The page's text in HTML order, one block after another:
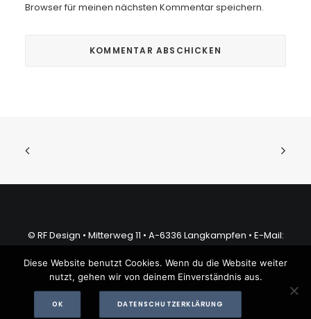
Browser für meinen nächsten Kommentar speichern.
© RF Design • Mitterweg 11 • A-6336 Langkampfen • E-Mail:
Diese Website benutzt Cookies. Wenn du die Website weiter
nutzt, gehen wir von deinem Einverständnis aus.
OK DATENSCHUTZERKLÄRUNG